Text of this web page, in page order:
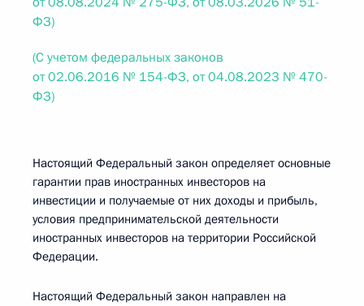
ФЗ)
(С учетом федеральных законов
от 02.06.2016 № 154-ФЗ, от 04.08.2023 № 470-
ФЗ)
Настоящий Федеральный закон определяет основные
гарантии прав иностранных инвесторов на
инвестиции и получаемые от них доходы и прибыль,
условия предпринимательской деятельности
иностранных инвесторов на территории Российской
Федерации.
Настоящий Федеральный закон направлен на